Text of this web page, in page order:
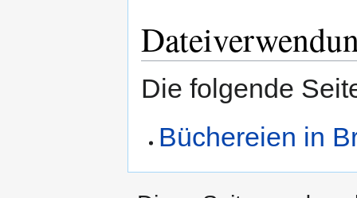
Die folgende
Büchereien in